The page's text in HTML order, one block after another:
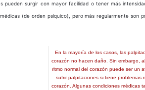
pueden surgir con mayor facilidad o tener más
(de orden psíquico), pero más regularmente son
En la mayoría de los casos, las
corazón no hacen daño. Sin embargo,
ritmo normal del corazón puede ser un
sufrir palpitaciones si tiene problemas
corazón. Algunas condiciones médicas